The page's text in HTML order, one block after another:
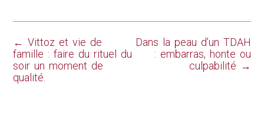
Dans la peau d’un TDAH
: embarras, honte ou
culpabilité →
← Vittoz et vie de
famille : faire du rituel du
soir un moment de
qualité.